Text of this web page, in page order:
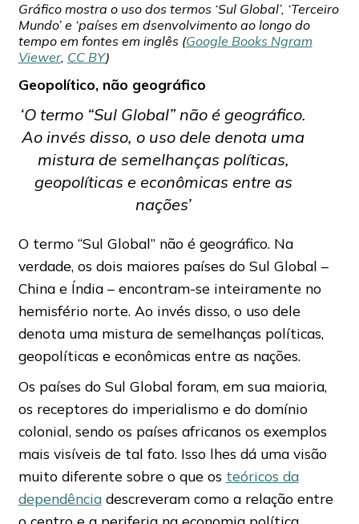
Gráfico mostra o uso dos termos ‘Sul Global’, ‘Terceiro
Mundo’ e ‘países em dsenvolvimento ao longo do
tempo em fontes em inglês (Google Books Ngram
Viewer, CC BY)
Geopolítico, não geográfico
‘O termo “Sul Global” não é geográfico.
Ao invés disso, o uso dele denota uma
mistura de semelhanças políticas,
geopolíticas e econômicas entre as
nações’
O termo “Sul Global” não é geográfico. Na
verdade, os dois maiores países do Sul Global –
China e Índia – encontram-se inteiramente no
hemisfério norte. Ao invés disso, o uso dele
denota uma mistura de semelhanças políticas,
geopolíticas e econômicas entre as nações.
Os países do Sul Global foram, em sua maioria,
os receptores do imperialismo e do domínio
colonial, sendo os países africanos os exemplos
mais visíveis de tal fato. Isso lhes dá uma visão
muito diferente sobre o que os teóricos da
dependênciadescreveram como a relação entre